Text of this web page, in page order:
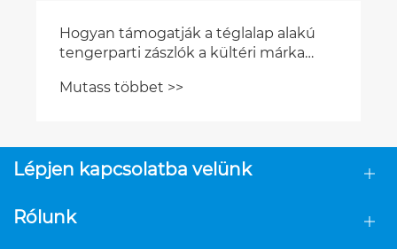
Hogyan támogatják a téglalap alakú
tengerparti zászlók a kültéri márka
Mutass többet >>
Lépjen kapcsolatba velünk
Rólunk